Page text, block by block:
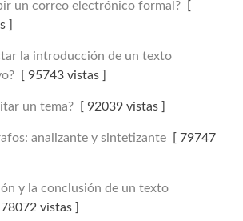
un correo electrónico formal?[
]
la introducción de un texto
[ 95743 vistas ]
un tema?[ 92039 vistas ]
analizante y sintetizante[ 79747
y la conclusión de un texto
vistas ]